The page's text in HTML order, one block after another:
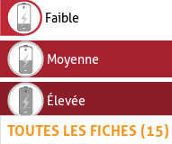
Faible
Moyenne
Élevée
TOUTES LES FICHES (15)